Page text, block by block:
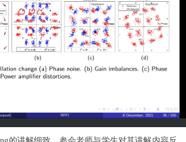
的讲解细致 ， 参会老师与学生对其讲解内容反